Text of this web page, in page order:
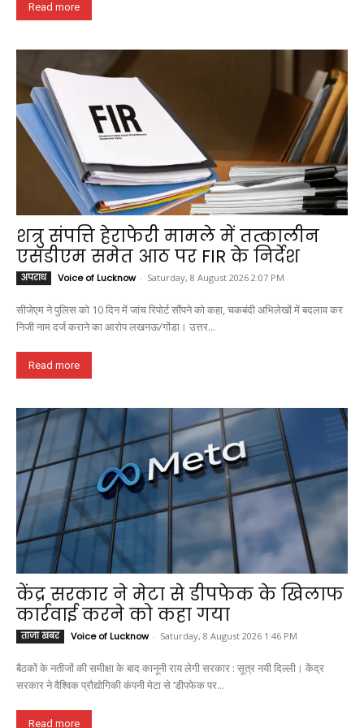
Read more
शत्रु संपत्ति हेराफेरी मामले में तत्कालीन
एसडीएम समेत आठ पर FIR के निर्देश
अपराध Voice of Lucknow - Saturday, 8 August 2026 2:07 PM
सीजेएम ने पुलिस को 10 दिन में जांच रिपोर्ट सौंपने को कहा, चकबंदी अभिलेखों में बदलाव कर
निजी नाम दर्ज कराने का आरोप लखनऊ/गोंडा। उत्तर...
Read more
केंद्र सरकार ने मेटा से डीपफेक के खिलाफ
कार्रवाई करने को कहा गया
ताजा खबर Voice of Lucknow - Saturday, 8 August 2026 1:46 PM
बैठकों के नतीजों की समीक्षा के बाद कानूनी राय लेगी सरकार : सूत्र नयी दिल्ली। केंद्र
सरकार ने वैश्विक प्रौद्योगिकी कंपनी मेटा से ‘डीपफेक पर...
Read more